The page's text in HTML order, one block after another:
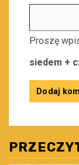
Proszę
siedem +